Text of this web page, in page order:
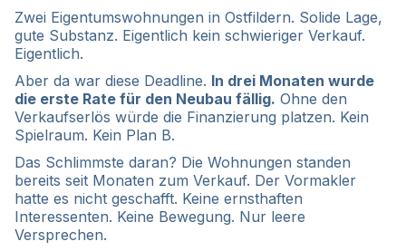
Zwei Eigentumswohnungen in Ostfildern. Solide Lage,
gute Substanz. Eigentlich kein schwieriger Verkauf.
Eigentlich.
Aber da war diese Deadline. In drei Monaten wurde
die erste Rate für den Neubau fällig. Ohne den
Verkaufserlös würde die Finanzierung platzen. Kein
Spielraum. Kein Plan B.
Das Schlimmste daran? Die Wohnungen standen
bereits seit Monaten zum Verkauf. Der Vormakler
hatte es nicht geschafft. Keine ernsthaften
Interessenten. Keine Bewegung. Nur leere
Versprechen.